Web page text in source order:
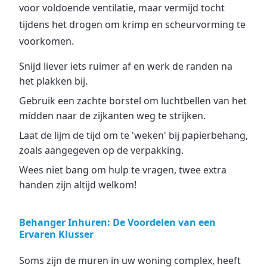
voor voldoende ventilatie, maar vermijd tocht
tijdens het drogen om krimp en scheurvorming te
voorkomen.
Snijd liever iets ruimer af en werk de randen na
het plakken bij.
Gebruik een zachte borstel om luchtbellen van het
midden naar de zijkanten weg te strijken.
Laat de lijm de tijd om te 'weken' bij papierbehang,
zoals aangegeven op de verpakking.
Wees niet bang om hulp te vragen, twee extra
handen zijn altijd welkom!
Behanger Inhuren: De Voordelen van een
Ervaren Klusser
Soms zijn de muren in uw woning complex, heeft